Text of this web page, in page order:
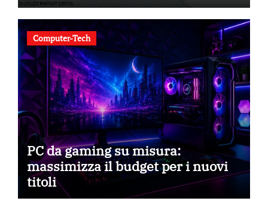
Computer-Tech
PC da gaming su misura:
massimizza il budget per i nuovi
titoli